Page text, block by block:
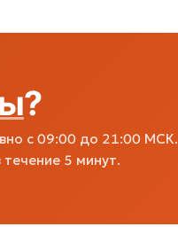
?
с 09:00 до 21:00 МСК.
5 минут.